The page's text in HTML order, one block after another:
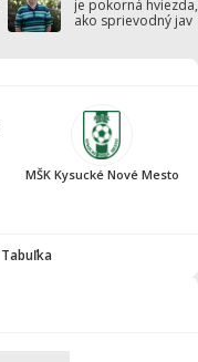
je pokorná
ako sprievodný jav
MŠK Kysucké Nové Mesto
Tabuľka